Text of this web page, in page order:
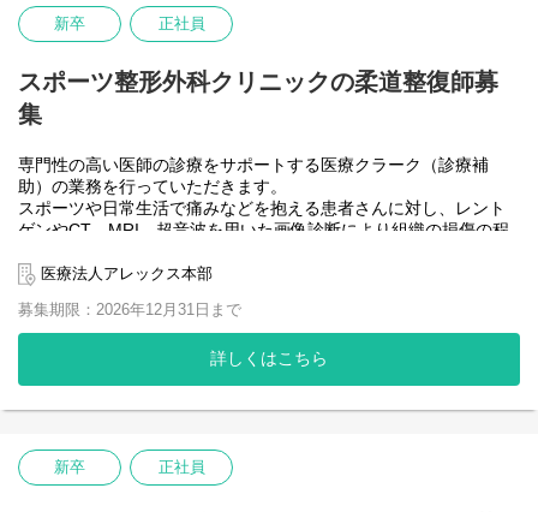
・足底腱膜患者において後脛骨動脈血流速度は増大する
・骨癒合が遷延した上腕骨近位端骨折に対し，LIPUSを併用したこ
・妊婦の腹直筋の形態的特徴が腰部骨盤帯痛に及ぼす影響につい
て-妊娠週数に着目して-
など
【スポーツ外部活動】
プロチームや国体チーム、小学校から大学のクラブ活動や地域
のスポーツクラブチームへ職員がサポートを行ってます。
種目：野球、サッカー、バスケットボール、バレーボール、体
ットボール など
新卒 正社員
スポーツ整形外科クリニックの柔道整復師募
集
専門性の高い医師の診療をサポートする医療クラーク（診療補
助）の業務を行っていただきます。
スポーツや日常生活で痛みなどを抱える患者さんに対し、レント
ゲンやCT、MRI、超音波を用いた画像診断により組織の損傷の程
価を行い、患者さんの症状に合わせた治療にあたります。原則リ
果が得られない場合には関節鏡視下手術を検討します。また体外
衝撃波治療や、超音波ガイド下組織間リリース、選択的神経ブロ
ック、TENEX超音波治療やPRP治療など医療クラークの業務で
は、医師の行う診断から治療方法について業務を通じて学ぶこと
医師の治療方針などが理解できるようになってきましたらリハビ
リ業務に従事していただくことも可能です。
職員は探求心も高くそれを満足させる臨床、教育、研究の環境が
医療法人アレックス本部
募集期限：2026年12月31日まで
詳しくはこちら
新卒 正社員